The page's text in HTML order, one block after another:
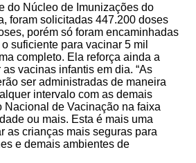
do Núcleo de Imunizações do
foram solicitadas 447.200 doses
porém só foram encaminhadas
suficiente para vacinar 5 mil
completo. Ela reforça ainda a
vacinas infantis em dia. “As
ser administradas de maneira
intervalo com as demais
de Vacinação na faixa
ou mais. Esta é mais uma
as crianças mais seguras para
e demais ambientes de